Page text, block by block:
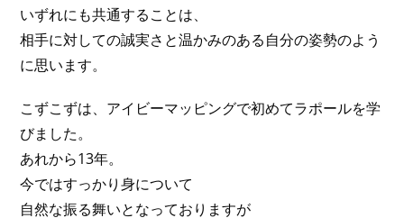
いずれにも共通することは、
相手に対しての誠実さと温かみのある自分の姿勢のよう
に思います。
こずこずは、アイビーマッピングで初めてラポールを学
びました。
あれから13年。
今ではすっかり身について
自然な振る舞いとなっておりますが